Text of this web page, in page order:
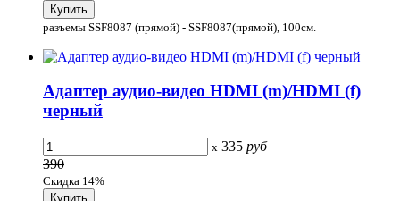
разъемы SSF8087 (прямой) - SSF8087(прямой), 100cм.
Адаптер аудио-видео HDMI (m)/HDMI (f)
черный
x 335 руб
390
Скидка 14%